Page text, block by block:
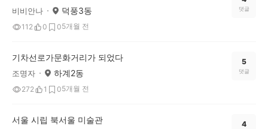
비비안나 덕풍3동
112 0 05개월 전
댓글
기차선로가문화거리가 되었다
조명자 하계2동
272 1 05개월 전
5
댓글
서울 시립 북서울 미술관 4